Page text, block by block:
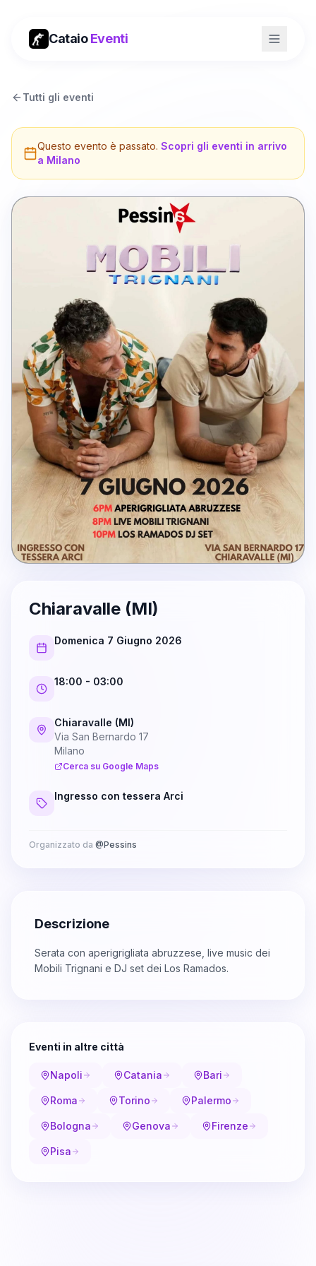
CataioEventi
Tutti gli eventi
Questo evento è passato. Scopri gli eventi in arrivo
a Milano
Chiaravalle (MI)
Domenica 7 Giugno 2026
18:00 - 03:00
Chiaravalle (MI)
Via San Bernardo 17
Milano
Cerca su Google Maps
Ingresso con tessera Arci
Organizzato da @Pessins
Descrizione
Serata con aperigrigliata abruzzese, live music dei
Mobili Trignani e DJ set dei Los Ramados.
Eventi in altre città
Napoli Catania Bari
Roma Torino Palermo
Bologna Genova Firenze
Pisa